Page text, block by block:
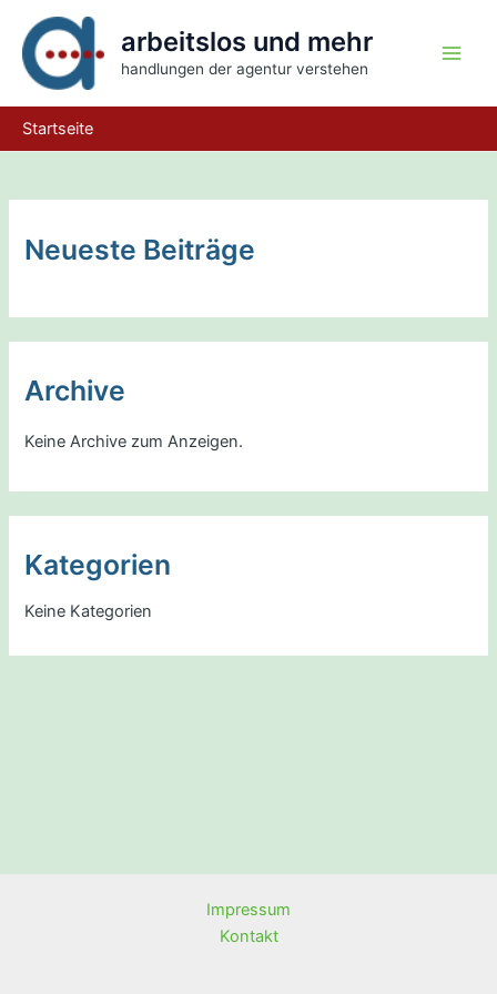
Inhalt
springen
arbeitslos und mehr
handlungen der agentur verstehen
Startseite
Neueste Beiträge
Archive
Keine Archive zum Anzeigen.
Kategorien
Keine Kategorien
Impressum
Kontakt